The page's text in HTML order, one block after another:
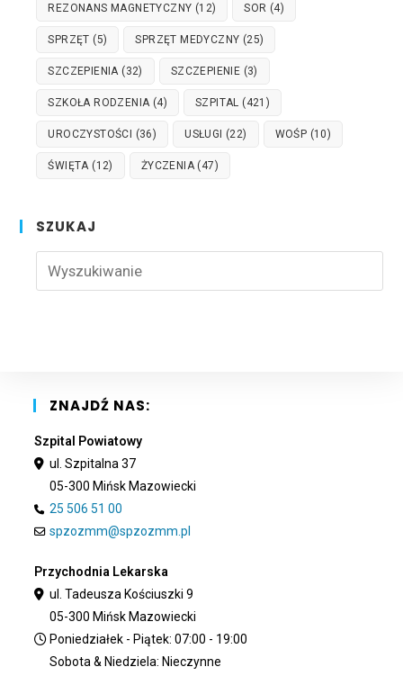
REZONANS MAGNETYCZNY (12) SOR (4)
SPRZĘT (5) SPRZĘT MEDYCZNY (25)
SZCZEPIENIA(32) SZCZEPIENIE (3)
SZKOŁA RODZENIA(4) SZPITAL (421)
UROCZYSTOŚCI (36) USŁUGI (22) WOŚP (10)
ŚWIĘTA(12) ŻYCZENIA(47)
SZUKAJ
ZNAJDŹ NAS:
Szpital Powiatowy
ul. Szpitalna 37
05-300 Mińsk Mazowiecki
25 506 51 00
spzozmm@spzozmm.pl
Przychodnia Lekarska
ul. Tadeusza Kościuszki 9
05-300 Mińsk Mazowiecki
Poniedziałek - Piątek: 07:00 - 19:00
Sobota & Niedziela: Nieczynne